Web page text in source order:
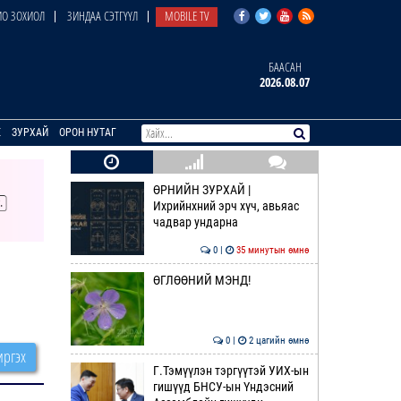
ЗОХИОЛ ЗИНДАА СЭТГҮҮЛ MOBILE TV
БААСАН
2026.08.07
ЗУРХАЙ ОРОН НУТАГ
ӨРНИЙН ЗУРХАЙ |
Ихрийнхний эрч хүч, авьяас
чадвар ундарна
0 | 35 минутын өмнө
ӨГЛӨӨНИЙ МЭНД!
0 | 2 цагийн өмнө
Г.Тэмүүлэн тэргүүтэй УИХ-ын
гишүүд БНСУ-ын Үндэсний